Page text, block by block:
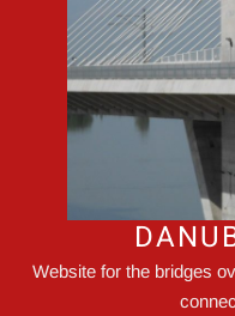
Website for the bridges